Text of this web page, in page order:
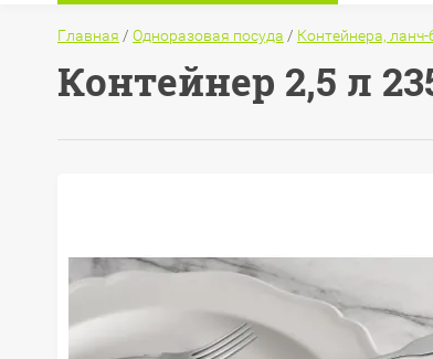
Главная / Одноразовая посуда / Контейнера,
Контейнер 2,5 л